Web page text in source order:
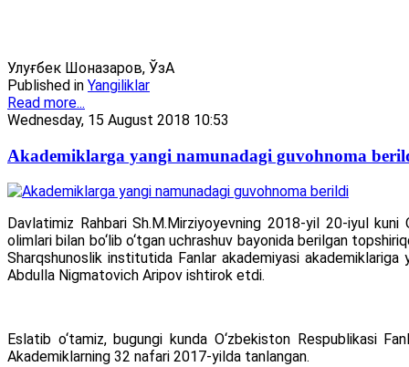
Улуғбек Шоназаров, ЎзА
Published in Yangiliklar
Read more...
Wednesday, 15 August 2018 10:53
Akademiklarga yangi namunadagi guvohnoma
Davlatimiz Rahbari Sh.M.Mirziyoyevning 2018-yil 20-iyul
olimlari bilan bo‘lib o‘tgan uchrashuv bayonida berilgan
Sharqshunoslik institutida Fanlar akademiyasi
Abdulla Nigmatovich Aripov ishtirok etdi.
Eslatib o‘tamiz, bugungi kunda O‘zbekiston Respublikasi
Akademiklarning 32 nafari 2017-yilda tanlangan.